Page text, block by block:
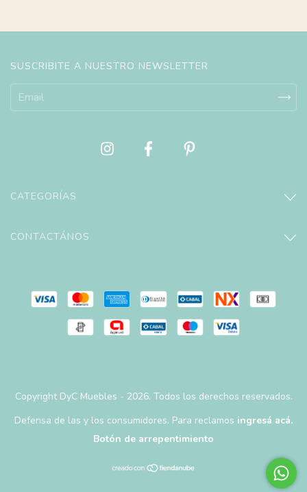
SUSCRIBITE A NUESTRO NEWSLETTER
CATEGORÍAS
CONTACTÁNOS
Copyright DyC Muebles - 2026. Todos los derechos reservados.
Defensa de las y los consumidores. Para reclamos ingresá acá.
Botón de arrepentimiento